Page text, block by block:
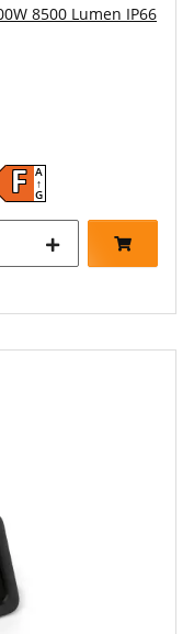
8500 Lumen IP66
F A
↑
G